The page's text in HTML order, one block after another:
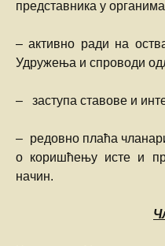
представника у
– активно ради на
Удружења и спроводи
– заступа ставове и
– редовно плаћа
о коришћењу исте и
начин.